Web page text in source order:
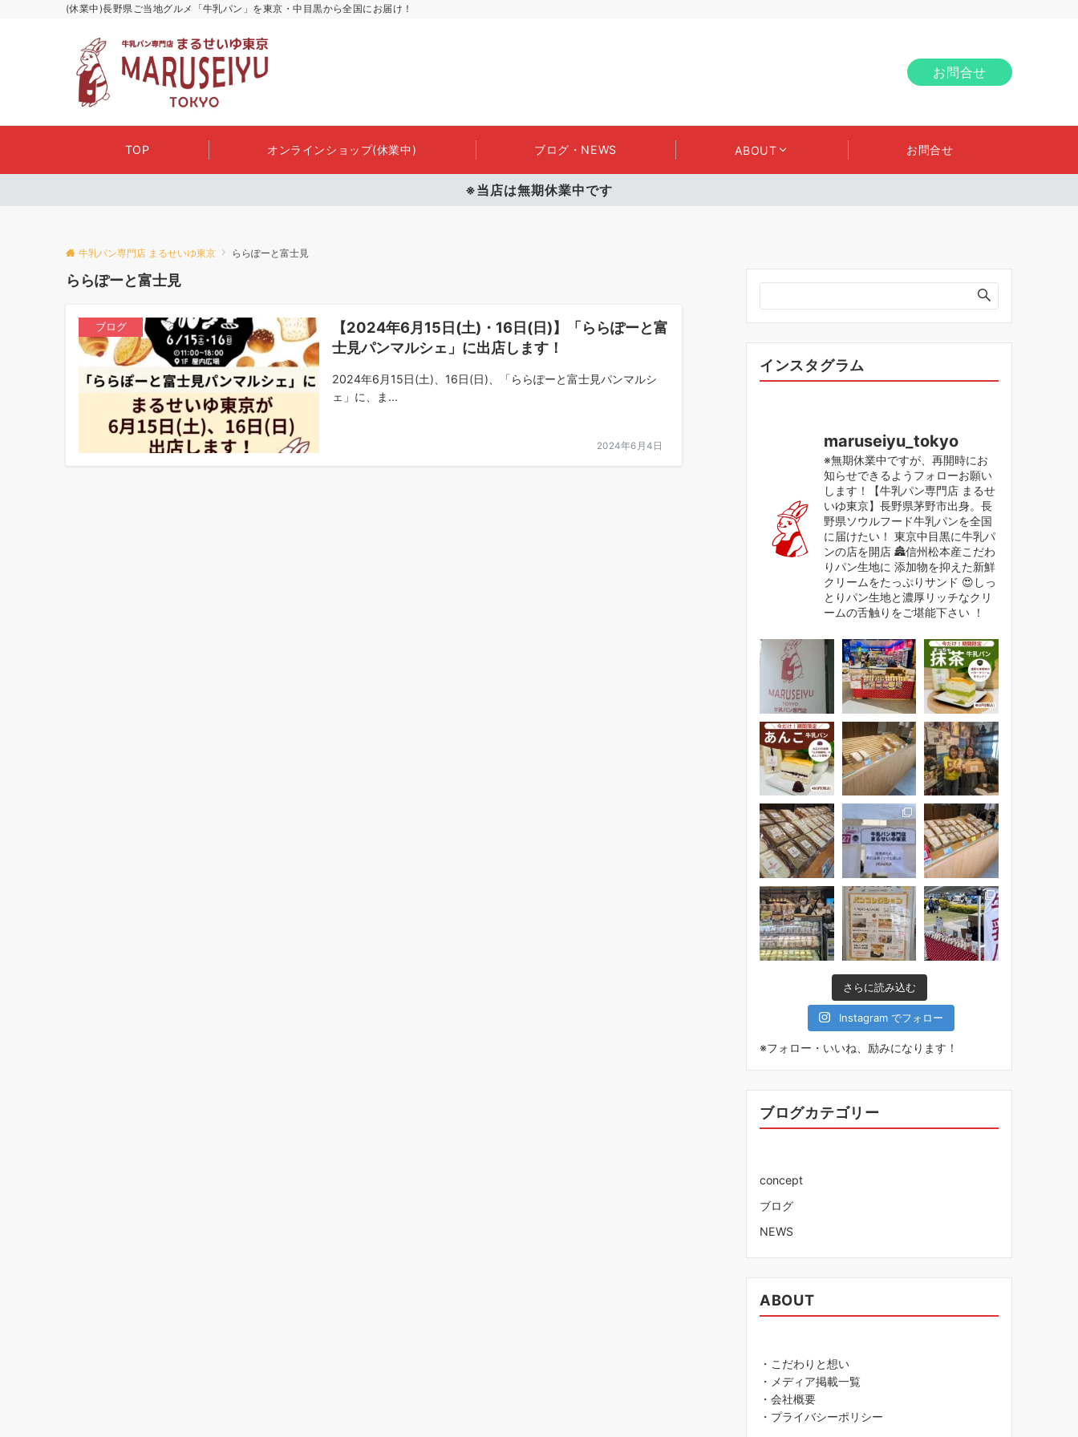
(休業中)長野県ご当地グルメ「牛乳パン」を東京・中目黒から全国にお届け！
お問合せ
TOP オンラインショップ(休業中) ブログ・NEWS ABOUT お問合せ
※当店は無期休業中です
牛乳パン専門店 まるせいゆ東京 ららぽーと富士見
ららぽーと富士見
ブログ
【2024年6月15日(土)・16日(日)】「ららぽーと富
士見パンマルシェ」に出店します！
2024年6月15日(土)、16日(日)、「ららぽーと富士見パンマルシ
ェ」に、ま...
2024年6月4日
インスタグラム
maruseiyu_tokyo
※無期休業中ですが、再開時にお
知らせできるようフォローお願い
します！【牛乳パン専門店 まるせ
いゆ東京】長野県茅野市出身。長
野県ソウルフード牛乳パンを全国
に届けたい！ 東京中目黒に牛乳パ
ンの店を開店 🏯信州松本産こだわ
りパン生地に 添加物を抑えた新鮮
クリームをたっぷりサンド 😍しっ
とりパン生地と濃厚リッチなクリ
ームの舌触りをご堪能下さい ！
さらに読み込む
Instagram でフォロー
※フォロー・いいね、励みになります！
ブログカテゴリー
concept
ブログ
NEWS
ABOUT
・こだわりと想い
・メディア掲載一覧
・会社概要
・プライバシーポリシー